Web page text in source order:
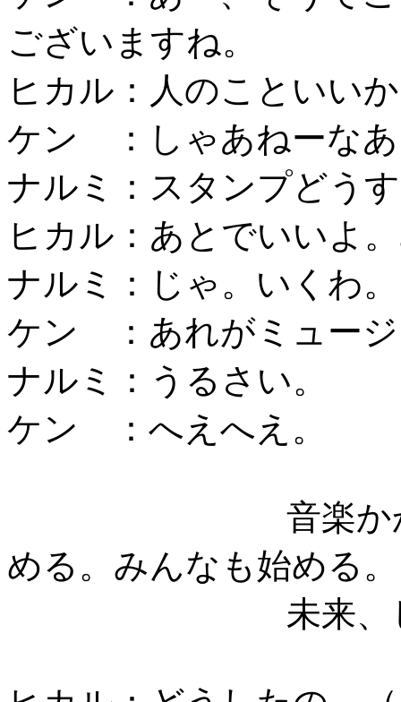
ございますね。
ヒカル：人のこといい
ケン ：しゃあねーなあ
ナルミ：スタンプどう
ヒカル：あとでいいよ
ナルミ：じゃ。いくわ
ケン ：あれがミュー
ナルミ：うるさい。
ケン ：へえへえ。
音楽
める。みんなも始める。
未来